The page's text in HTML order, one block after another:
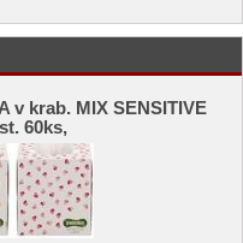
v krab. MIX SENSITIVE
60ks,